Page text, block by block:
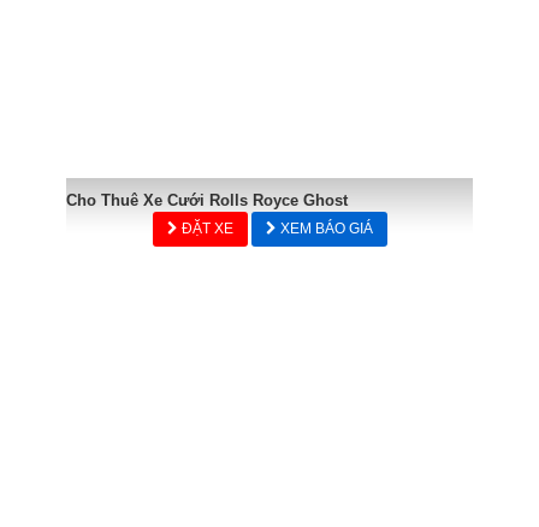
Cho Thuê Xe Cưới Rolls Royce Ghost
ĐẶT XE XEM BÁO GIÁ